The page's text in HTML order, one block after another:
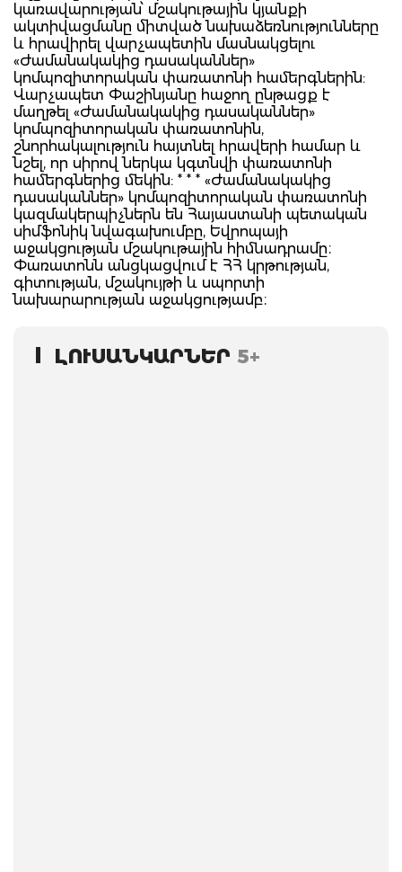
կառավարության՝ մշակութային կյանքի
ակտիվացմանը միտված նախաձեռնությունները
և հրավիրել վարչապետին մասնակցելու
«Ժամանակակից դասականներ»
կոմպոզիտորական փառատոնի համերգներին:
Վարչապետ Փաշինյանը հաջող ընթացք է
մաղթել «Ժամանակակից դասականներ»
կոմպոզիտորական փառատոնին,
շնորհակալություն հայտնել հրավերի համար և
նշել, որ սիրով ներկա կգտնվի փառատոնի
համերգներից մեկին: * * * «Ժամանակակից
դասականներ» կոմպոզիտորական փառատոնի
կազմակերպիչներն են Հայաստանի պետական
սիմֆոնիկ նվագախումբը, Եվրոպայի
աջակցության մշակութային հիմնադրամը։
Փառատոնն անցկացվում է ՀՀ կրթության,
գիտության, մշակույթի և սպորտի
նախարարության աջակցությամբ։
ԼՈՒՍԱՆԿԱՐՆԵՐ 5+